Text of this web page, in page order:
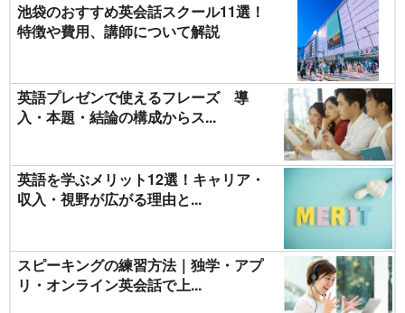
池袋のおすすめ英会話スクール11選！
特徴や費用、講師について解説
英語プレゼンで使えるフレーズ 導
入・本題・結論の構成からス...
英語を学ぶメリット12選！キャリア・
収入・視野が広がる理由と...
スピーキングの練習方法｜独学・アプ
リ・オンライン英会話で上...